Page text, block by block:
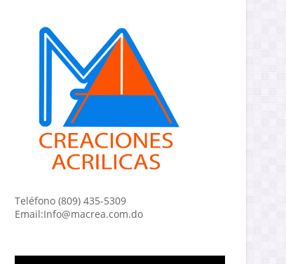
Teléfono (809) 435-5309
Email:Info@macrea.com.do